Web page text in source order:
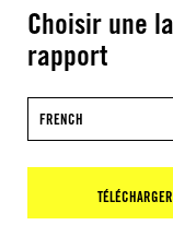
Choisir une
rapport
FRENCH